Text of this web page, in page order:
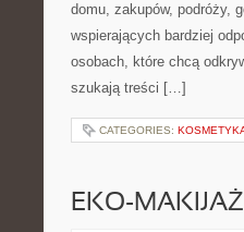
domu, zakupów, podróży,
wspierających bardziej
osobach, które chcą
szukają treści […]
CATEGORIES:
EKO-MAKIJAŻ